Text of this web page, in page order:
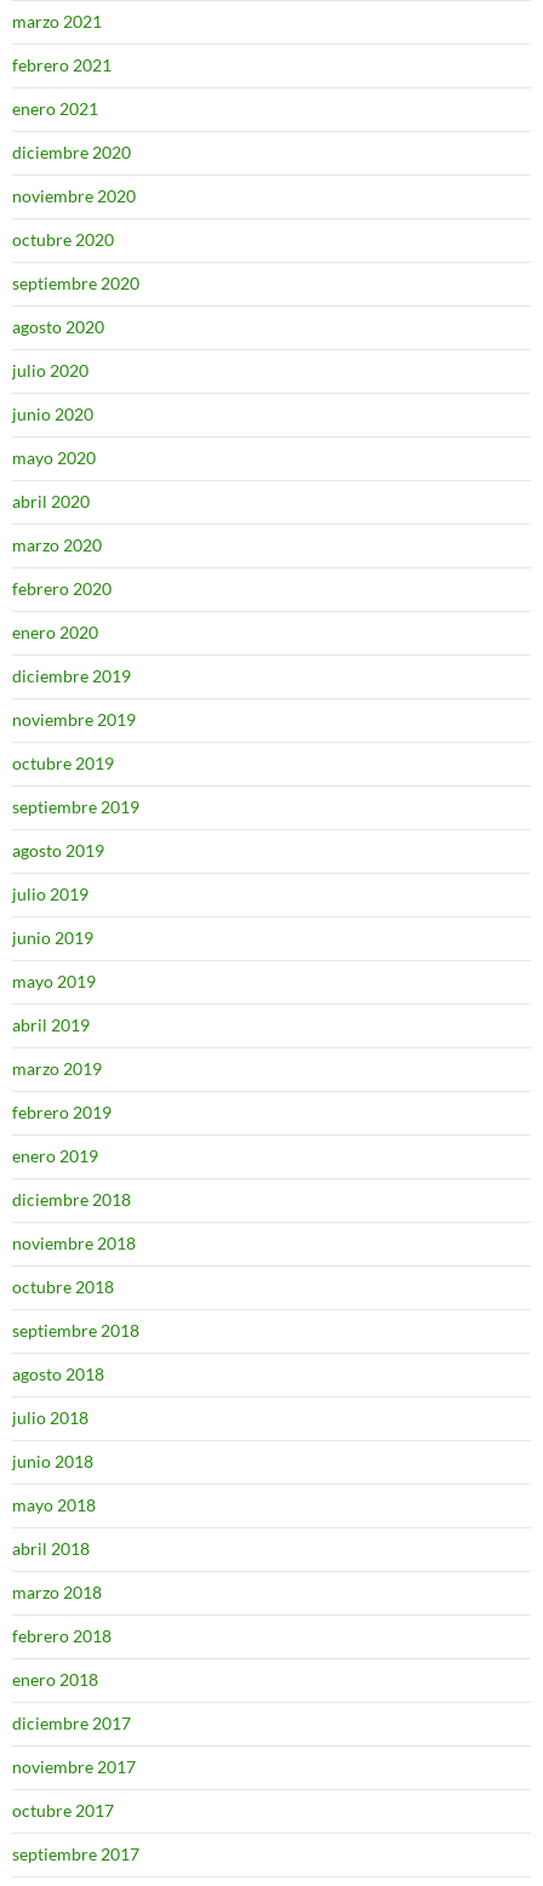
marzo 2021
febrero 2021
enero 2021
diciembre 2020
noviembre 2020
octubre 2020
septiembre 2020
agosto 2020
julio 2020
junio 2020
mayo 2020
abril 2020
marzo 2020
febrero 2020
enero 2020
diciembre 2019
noviembre 2019
octubre 2019
septiembre 2019
agosto 2019
julio 2019
junio 2019
mayo 2019
abril 2019
marzo 2019
febrero 2019
enero 2019
diciembre 2018
noviembre 2018
octubre 2018
septiembre 2018
agosto 2018
julio 2018
junio 2018
mayo 2018
abril 2018
marzo 2018
febrero 2018
enero 2018
diciembre 2017
noviembre 2017
octubre 2017
septiembre 2017